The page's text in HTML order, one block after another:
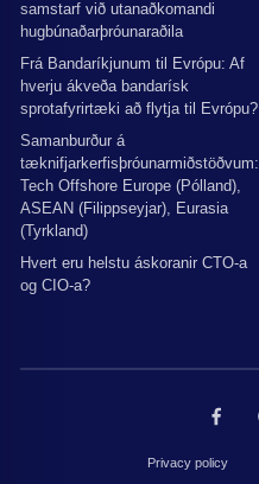
samstarf við utanaðkomandi
hugbúnaðarþróunaraðila
Frá Bandaríkjunum til Evrópu: Af
hverju ákveða bandarísk
sprotafyrirtæki að flytja til Evrópu?
Samanburður á
tæknifjarkerfisþróunarmiðstöðvum:
Tech Offshore Europe (Pólland),
ASEAN (Filippseyjar), Eurasia
(Tyrkland)
Hvert eru helstu áskoranir CTO-a
og CIO-a?
Privacy policy